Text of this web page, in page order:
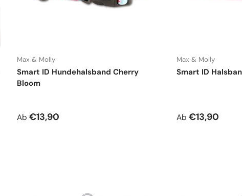
Max & Molly
Smart ID Hundehalsband Cherry
Bloom
Normaler Preis
Ab €13,90
Max & Molly
Smart ID
Normaler Preis
Ab €13,90